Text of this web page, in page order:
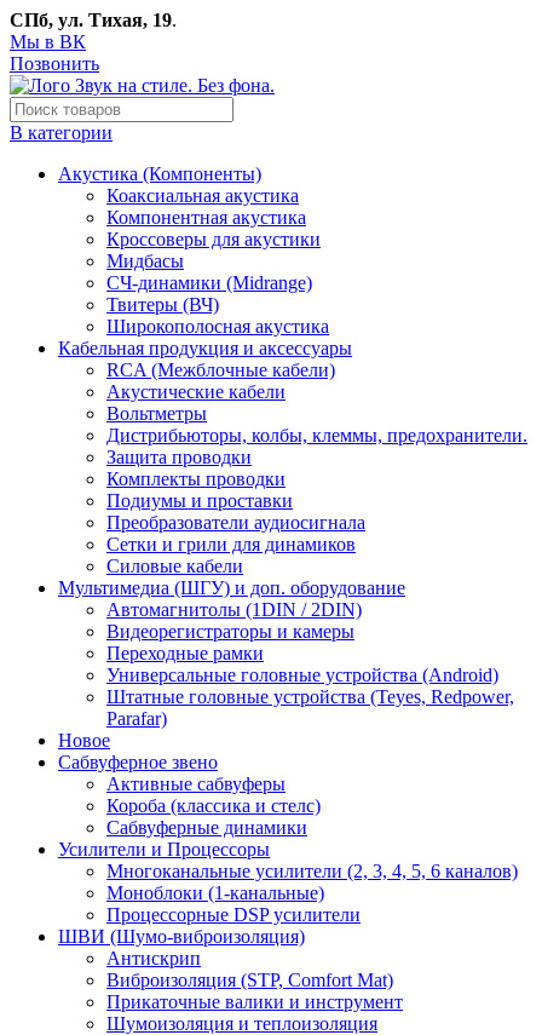
СПб, ул. Тихая, 19.
Мы в ВК
Позвонить
В категории
Акустика (Компоненты)
Коаксиальная акустика
Компонентная акустика
Кроссоверы для акустики
Мидбасы
СЧ-динамики (Midrange)
Твитеры (ВЧ)
Широкополосная акустика
Кабельная продукция и аксессуары
RCA (Межблочные кабели)
Акустические кабели
Вольтметры
Дистрибьюторы, колбы, клеммы, предохранители.
Защита проводки
Комплекты проводки
Подиумы и проставки
Преобразователи аудиосигнала
Сетки и грили для динамиков
Силовые кабели
Мультимедиа (ШГУ) и доп. оборудование
Автомагнитолы (1DIN / 2DIN)
Видеорегистраторы и камеры
Переходные рамки
Универсальные головные устройства (Android)
Штатные головные устройства (Teyes, Redpower,
Parafar)
Новое
Сабвуферное звено
Активные сабвуферы
Короба (классика и стелс)
Сабвуферные динамики
Усилители и Процессоры
Многоканальные усилители (2, 3, 4, 5, 6 каналов)
Моноблоки (1-канальные)
Процессорные DSP усилители
ШВИ (Шумо-виброизоляция)
Антискрип
Виброизоляция (STP, Comfort Mat)
Прикаточные валики и инструмент
Шумоизоляция и теплоизоляция